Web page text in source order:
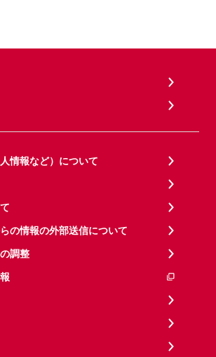
情報など）について
の情報の外部送信について
調整